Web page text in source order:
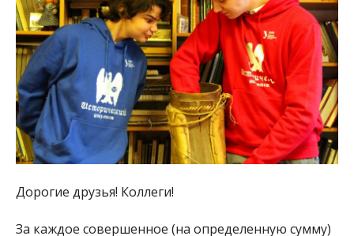
Дорогие друзья! Коллеги!
За каждое совершенное (на определенную сумму)